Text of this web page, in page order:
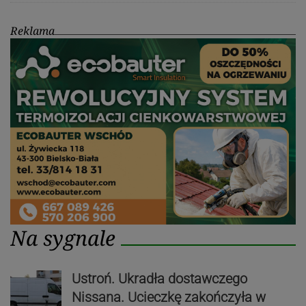
Reklama
Na sygnale
Ustroń. Ukradła dostawczego
Nissana. Ucieczkę zakończyła w